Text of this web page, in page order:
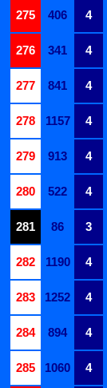
275
406 4
276
341 4
277
841 4
278
1157 4
279
913 4
280
522 4
281
86 3
282
1190 4
283
1252 4
284
894 4
285
1060 4